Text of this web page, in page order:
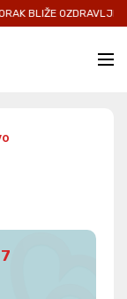
OZDRAVLJENJU I